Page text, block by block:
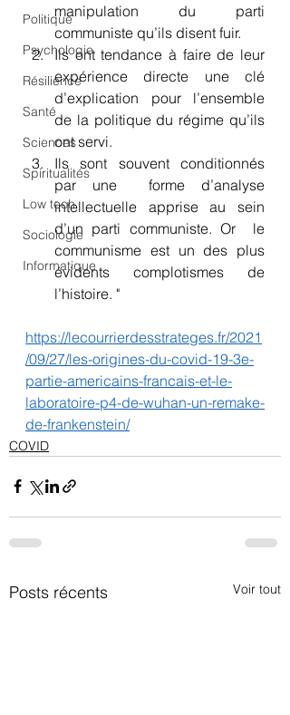
Politique
Psychologie
Résilience
Santé
Sciences
Spiritualités
Low tech
Sociologie
Informatique
manipulation du parti
communiste qu’ils disent fuir.
Ils ont tendance à faire de leur
expérience directe une clé
d’explication pour l’ensemble
de la politique du régime qu’ils
ont servi.
Ils sont souvent conditionnés
par une  forme d’analyse
intellectuelle apprise au sein
d’un parti communiste. Or  le
communisme est un des plus
évidents complotismes de
l’histoire. "
https://lecourrierdesstrateges.fr/2021
/09/27/les-origines-du-covid-19-3e-
partie-americains-francais-et-le-
laboratoire-p4-de-wuhan-un-remake-
de-frankenstein/
COVID
Posts récents Voir tout